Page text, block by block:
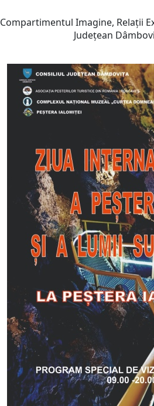
Compartimentul Imagine, Relații
Județean